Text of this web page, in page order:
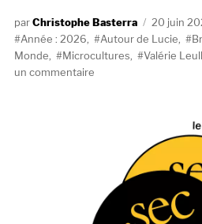
AuteurChristophe Basterra
Publié
le
20 juin
Année : 2026, Autour de Lucie,
Monde, Microcultures, Valérie
un commentairesur